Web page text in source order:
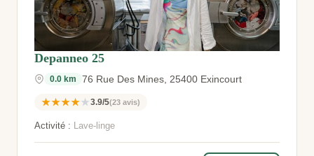
Depanneo 25
0.0 km 76 Rue Des Mines, 25400 Exincourt
★★★★★3.9/5(23 avis)
Activité : Lave-linge